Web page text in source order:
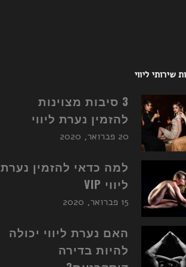
שירותי ליווי
3 סיבות מצוינות
להזמין נערת ליווי
20 פברואר, 2020
למה כדאי להזמין נערת
ליווי VIP
15 פברואר, 2020
האם נערת ליווי יכולה
להיות בדירה